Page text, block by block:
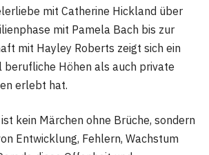
mit Catherine Hickland über
mit Pamela Bach bis zur
mit Hayley Roberts zeigt sich ein
berufliche Höhen als auch private
erlebt hat.
kein Märchen ohne Brüche, sondern
Entwicklung, Fehlern, Wachstum